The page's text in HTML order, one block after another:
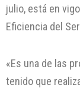
julio, está en
Eficiencia del
«Es una de las
tenido que